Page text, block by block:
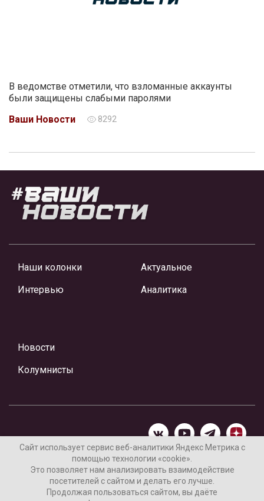
В ведомстве отметили, что взломанные аккаунты
были защищены слабыми паролями
Ваши Новости
8292
Наши колонки
Интервью
Актуальное
Аналитика
Новости
Колумнисты
Материалы предоставлены редакцией Интернет-газеты
«Ваши новости»
Нашли ошибку? Выделите ее и нажмите Ctrl+Enter
Сайт использует сервис веб-аналитики Яндекс Метрика с
помощью технологии «cookie».
Это позволяет нам анализировать взаимодействие
посетителей с сайтом и делать его лучше.
Продолжая пользоваться сайтом, вы даёте